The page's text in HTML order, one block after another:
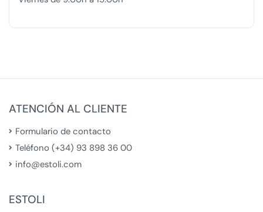
ATENCIÓN AL CLIENTE
Formulario de contacto
Teléfono (+34) 93 898 36 00
info@estoli.com
ESTOLI